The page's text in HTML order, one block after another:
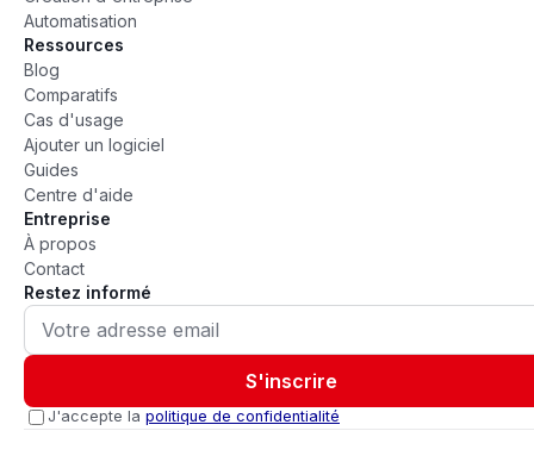
Automatisation
Ressources
Blog
Comparatifs
Cas d'usage
Ajouter un logiciel
Guides
Centre d'aide
Entreprise
À propos
Contact
Restez informé
S'inscrire
J'accepte la politique de confidentialité